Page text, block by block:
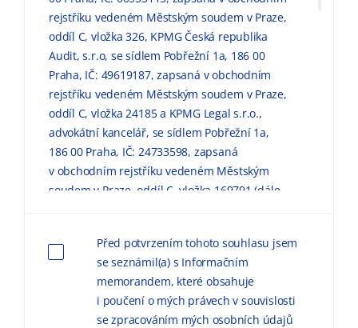
rejstříku vedeném Městským soudem v Praze,
oddíl C, vložka 326, KPMG Česká republika
Audit, s.r.o, se sídlem Pobřežní 1a, 186 00
Praha, IČ: 49619187, zapsaná v obchodním
rejstříku vedeném Městským soudem v Praze,
oddíl C, vložka 24185 a KPMG Legal s.r.o.,
advokátní kancelář, se sídlem Pobřežní 1a,
186 00 Praha, IČ: 24733598, zapsaná
v obchodním rejstříku vedeném Městským
soudem v Praze, oddíl C, vložka 169791 (dále
způsobem, v rozsahu a za podmínek
uvedených níže a vInformačním memorandu
o zpracování osobních údajů (dále jen
Informační memorandum“).
Před potvrzením tohoto souhlasu jsem
se seznámil(a) s Informačním
memorandem, které obsahuje
i poučení o mých právech v souvislosti
se zpracováním mých osobních údajů